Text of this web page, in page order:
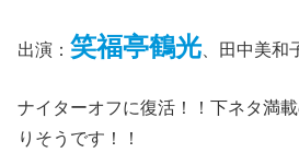
出演： 笑福亭鶴光 、田中美和
ナイターオフに復活！！下ネタ満
りそうです！！